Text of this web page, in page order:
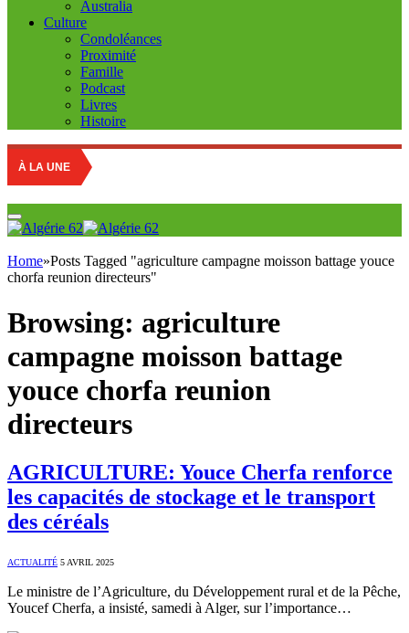
Australia
Culture
Condoléances
Proximité
Famille
Podcast
Livres
Histoire
À LA UNE
Home»Posts Tagged "agriculture campagne moisson battage youce
chorfa reunion directeurs"
Browsing: agriculture
campagne moisson battage
youce chorfa reunion
directeurs
AGRICULTURE: Youce Cherfa renforce
les capacités de stockage et le transport
des céréals
ACTUALITÉ 5 AVRIL 2025
Le ministre de l’Agriculture, du Développement rural et de la Pêche,
Youcef Cherfa, a insisté, samedi à Alger, sur l’importance…